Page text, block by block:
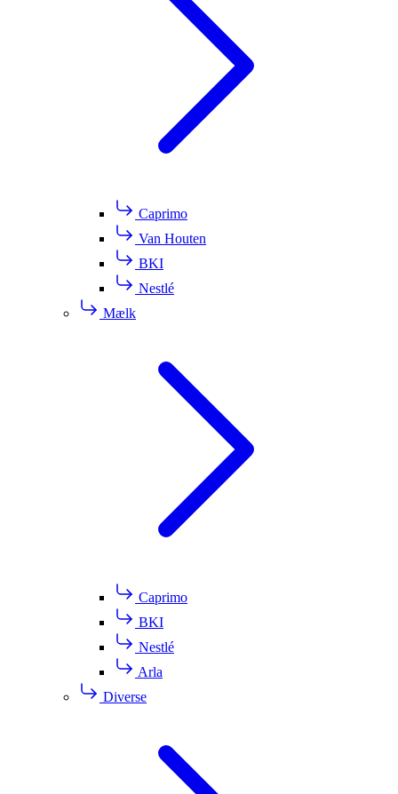
Caprimo
Van Houten
BKI
Nestlé
Mælk
Caprimo
BKI
Nestlé
Arla
Diverse